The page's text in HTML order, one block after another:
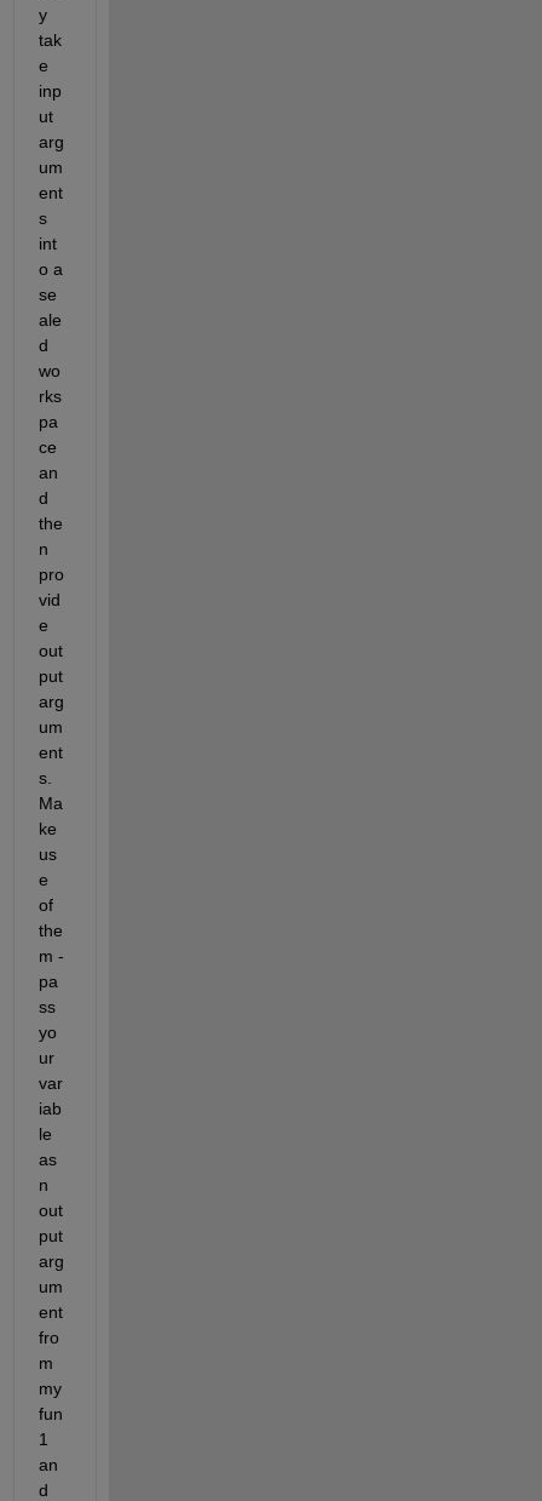
y
tak
e
inp
ut
arg
um
ent
s
int
o a
se
ale
d
wo
rks
pa
ce
an
d
the
n
pro
vid
e
out
put
arg
um
ent
s.
Ma
ke
us
e
of
the
m -
pa
ss
yo
ur
var
iab
le
as
n
out
put
arg
um
ent
fro
m
my
fun
1
an
d